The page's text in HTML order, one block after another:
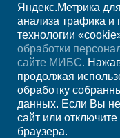
Яндекс.Метрика
анализа трафика
технологии
обработки
сайте МИБС.
продолжая
обработку
данных. Если Вы не
сайт или
браузера.